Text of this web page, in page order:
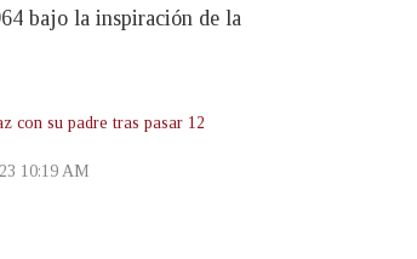
bajo la inspiración de la
con su padre tras pasar 12
10:19 AM